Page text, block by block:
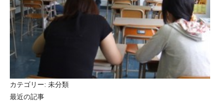
カテゴリー: 未分類
最近の記事